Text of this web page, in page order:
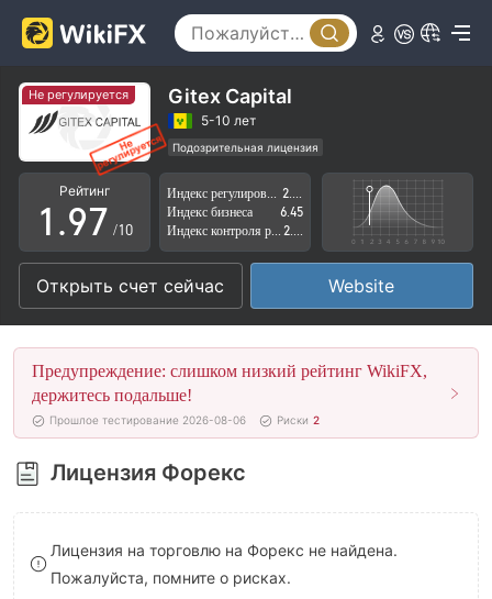
Не регулируется Gitex Capital
5-10 лет
Подозрительная лицензия
Регион деятельности подозрителен
Высокие потенциальные риски
Рейтинг
0
1
2
3
4
5
6
7
8
9
.
5
6
7
8
9
3
4
5
6
7
8
9
/10
Индекс бизнеса
6.45
Открыть счет сейчас Website
Предупреждение: слишком низкий рейтинг WikiFX,
держитесь подальше!
Прошлое тестирование 2026-08-06 Риски 2
Лицензия Форекс
Лицензия на торговлю на Форекс не найдена.
Пожалуйста, помните о рисках.